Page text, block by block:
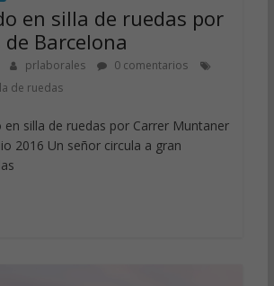
en silla de ruedas por
de Barcelona
prlaborales
0 comentarios
de ruedas
en silla de ruedas por Carrer Muntaner
2016 Un señor circula a gran